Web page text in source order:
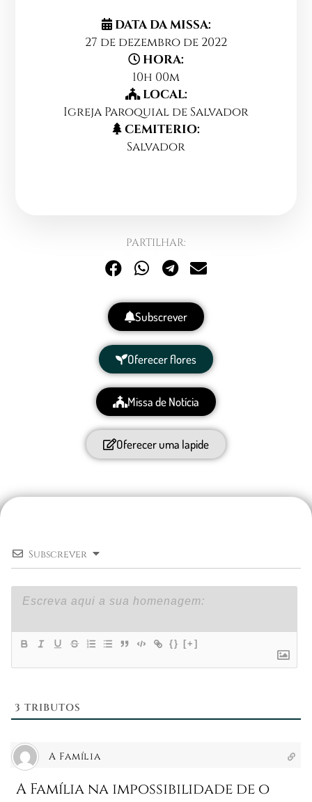
DATA DA MISSA:
27 de dezembro de 2022
HORA:
10h 00m
LOCAL:
Igreja Paroquial de Salvador
CEMITERIO:
Salvador
PARTILHAR:
Subscrever
Oferecer flores
Missa de Notícia
Oferecer uma lapide
Subscrever
{} [+]
3 TRIBUTOS
A Família
A Família na impossibilidade de o